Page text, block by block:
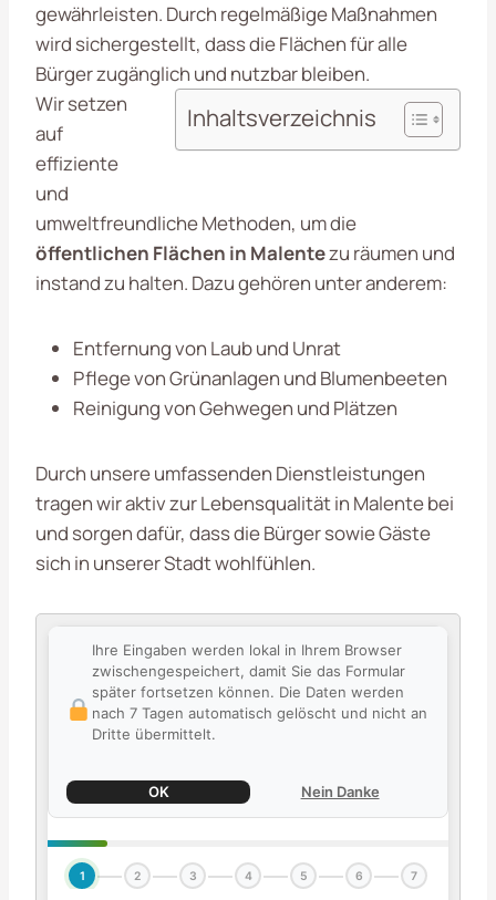
gewährleisten. Durch regelmäßige Maßnahmen
wird sichergestellt, dass die Flächen für alle
Bürger zugänglich und nutzbar bleiben.
Inhaltsverzeichnis
Wir setzen
auf
effiziente
und
umweltfreundliche Methoden, um die
öffentlichen Flächen in Malentezu räumen und
instand zu halten. Dazu gehören unter anderem:
Entfernung von Laub und Unrat
Pflege von Grünanlagen und Blumenbeeten
Reinigung von Gehwegen und Plätzen
Durch unsere umfassenden Dienstleistungen
tragen wir aktiv zur Lebensqualität in Malente bei
und sorgen dafür, dass die Bürger sowie Gäste
sich in unserer Stadt wohlfühlen.
Ihre Eingaben werden lokal in Ihrem Browser
zwischengespeichert, damit Sie das Formular
später fortsetzen können. Die Daten werden
nach 7 Tagen automatisch gelöscht und nicht an
Dritte übermittelt.
OK Nein Danke
1 2 3 4 5 6 7